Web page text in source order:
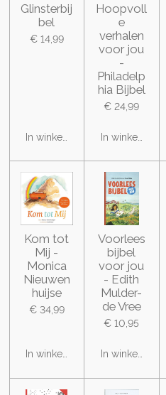
Glinsterbij
bel
€ 14,99
In winkelwagen
Hoopvoll
e
verhalen
voor jou
-
Philadelp
hia Bijbel
€ 24,99
In winkelwagen
Kom tot
Mij -
Monica
Nieuwen
huijse
€ 34,99
In winkelwagen
Voorlees
bijbel
voor jou
- Edith
Mulder-
de Vree
€ 10,95
In winkelwagen